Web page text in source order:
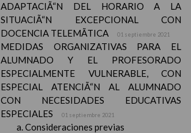
ADAPTACIÃ“N DEL HORARIO A LA
SITUACIÃ“N EXCEPCIONAL CON
DOCENCIA TELEMÃTICA
01 septiembre 2021
MEDIDAS ORGANIZATIVAS PARA EL
ALUMNADO Y EL PROFESORADO
ESPECIALMENTE VULNERABLE, CON
ESPECIAL ATENCIÃ“N AL ALUMNADO
CON NECESIDADES EDUCATIVAS
ESPECIALES
01 septiembre 2021
Consideraciones previas